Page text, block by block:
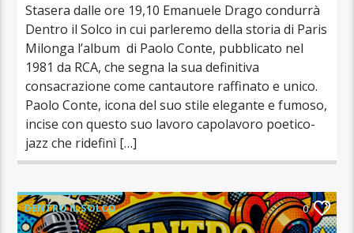
Stasera dalle ore 19,10 Emanuele Drago condurrà
Dentro il Solco in cui parleremo della storia di Paris
Milonga l’album di Paolo Conte, pubblicato nel
1981 da RCA, che segna la sua definitiva
consacrazione come cantautore raffinato e unico.
Paolo Conte, icona del suo stile elegante e fumoso,
incise con questo suo lavoro capolavoro poetico-
jazz che ridefinì […]
DENTRO IL SOLCO 0